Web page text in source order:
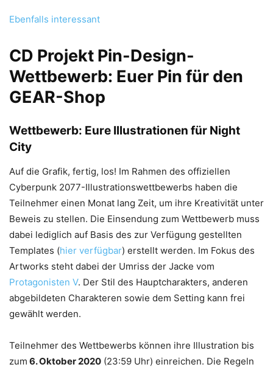
Ebenfalls interessant
CD Projekt Pin-Design-
Wettbewerb: Euer Pin für den
GEAR-Shop
Wettbewerb: Eure Illustrationen für Night
City
Auf die Grafik, fertig, los! Im Rahmen des offiziellen
Cyberpunk 2077-Illustrationswettbewerbs haben die
Teilnehmer einen Monat lang Zeit, um ihre Kreativität unter
Beweis zu stellen. Die Einsendung zum Wettbewerb muss
dabei lediglich auf Basis des zur Verfügung gestellten
Templates (hier verfügbar) erstellt werden. Im Fokus des
Artworks steht dabei der Umriss der Jacke vom
Protagonisten V. Der Stil des Hauptcharakters, anderen
abgebildeten Charakteren sowie dem Setting kann frei
gewählt werden.
Teilnehmer des Wettbewerbs können ihre Illustration bis
zum 6. Oktober 2020 (23:59 Uhr) einreichen. Die Regeln